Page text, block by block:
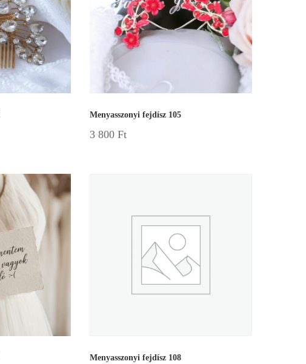
Menyasszonyi fejdísz 105
3 800 Ft
Menyasszonyi fejdísz 108